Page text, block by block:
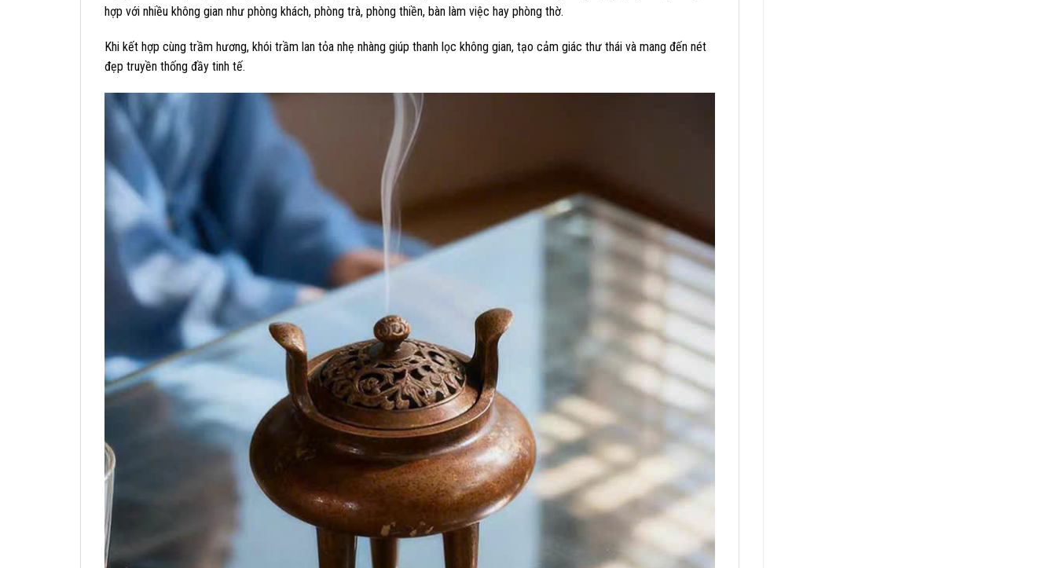
hợp với nhiều không gian như phòng khách, phòng trà, phòng thiền, bàn làm việc hay phòng thờ.
Khi kết hợp cùng trầm hương, khói trầm lan tỏa nhẹ nhàng giúp thanh lọc không gian, tạo cảm giác thư thái và mang đến nét
đẹp truyền thống đầy tinh tế.